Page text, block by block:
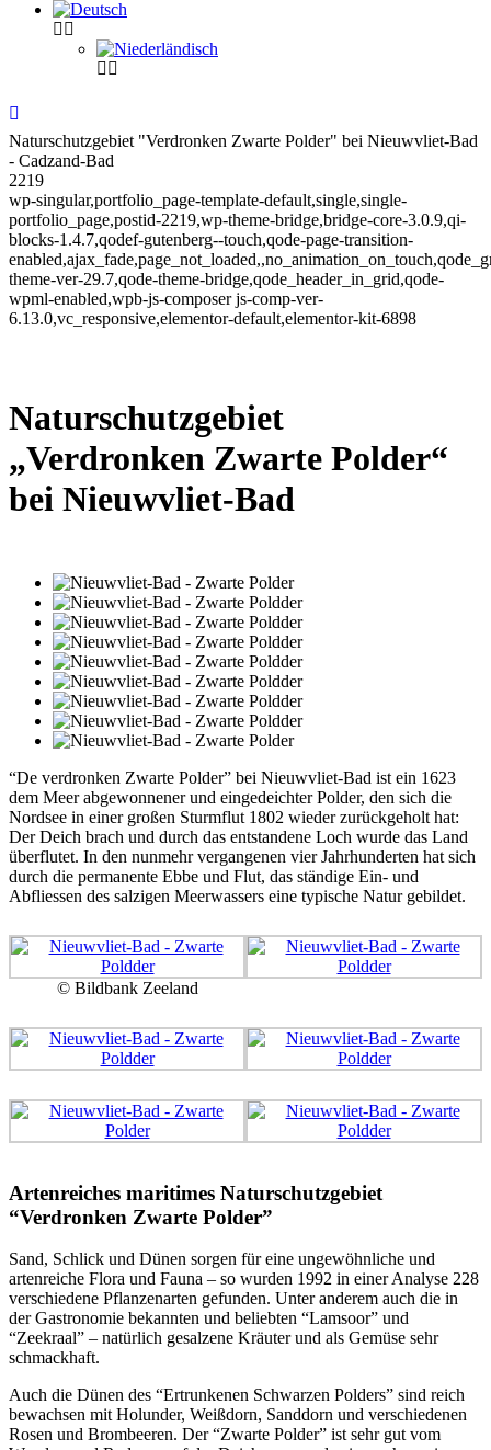
Naturschutzgebiet "Verdronken Zwarte Polder" bei Nieuwvliet-Bad
- Cadzand-Bad
2219
wp-singular,portfolio_page-template-default,single,single-
portfolio_page,postid-2219,wp-theme-bridge,bridge-core-3.0.9,qi-
blocks-1.4.7,qodef-gutenberg--touch,qode-page-transition-
theme-ver-29.7,qode-theme-bridge,qode_header_in_grid,qode-
wpml-enabled,wpb-js-composer js-comp-ver-
6.13.0,vc_responsive,elementor-default,elementor-kit-6898
Naturschutzgebiet
„Verdronken Zwarte Polder“
bei Nieuwvliet-Bad
“De verdronken Zwarte Polder” bei Nieuwvliet-Bad ist ein 1623
dem Meer abgewonnener und eingedeichter Polder, den sich die
Nordsee in einer großen Sturmflut 1802 wieder zurückgeholt hat:
Der Deich brach und durch das entstandene Loch wurde das Land
überflutet. In den nunmehr vergangenen vier Jahrhunderten hat sich
durch die permanente Ebbe und Flut, das ständige Ein- und
Abfliessen des salzigen Meerwassers eine typische Natur gebildet.
© Bildbank Zeeland
Artenreiches maritimes Naturschutzgebiet
“Verdronken Zwarte Polder”
Sand, Schlick und Dünen sorgen für eine ungewöhnliche und
artenreiche Flora und Fauna – so wurden 1992 in einer Analyse 228
verschiedene Pflanzenarten gefunden. Unter anderem auch die in
der Gastronomie bekannten und beliebten “Lamsoor” und
“Zeekraal” – natürlich gesalzene Kräuter und als Gemüse sehr
schmackhaft.
Auch die Dünen des “Ertrunkenen Schwarzen Polders” sind reich
bewachsen mit Holunder, Weißdorn, Sanddorn und verschiedenen
Rosen und Brombeeren. Der “Zwarte Polder” ist sehr gut vom